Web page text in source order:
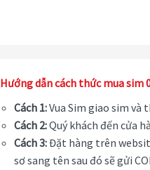
Hướng dẫn cách thức mua sim
Cách 1:Vua Sim giao sim và
Cách 2:Quý khách đến cửa
Cách 3:Đặt hàng trên
sơ sang tên sau đó sẽ gửi